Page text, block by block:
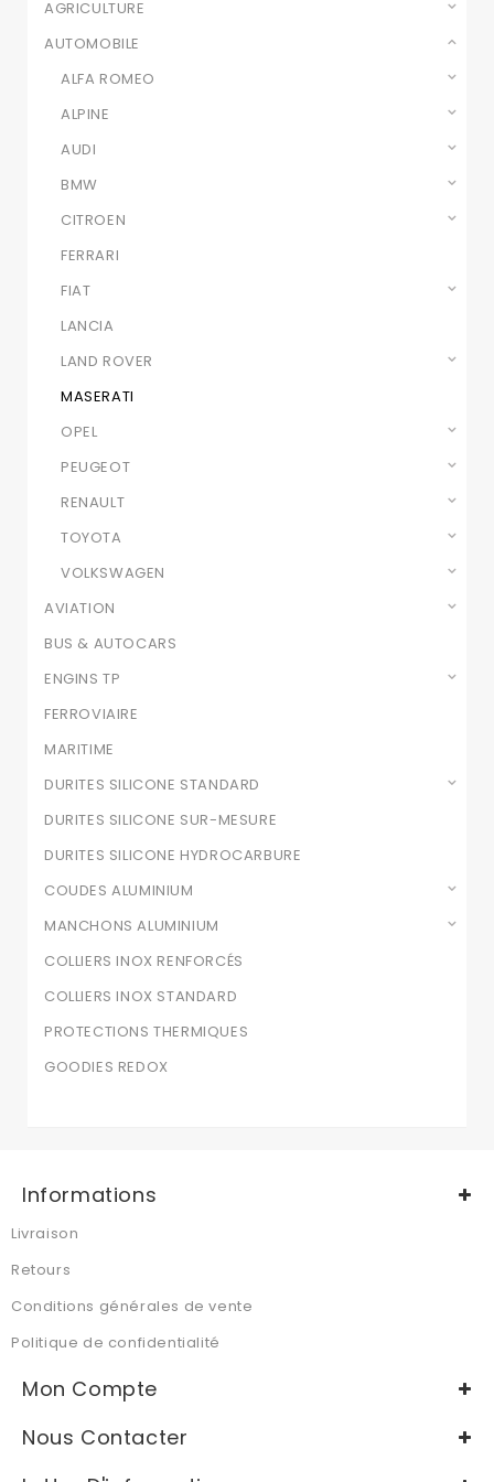
AGRICULTURE
AUTOMOBILE
ALFA ROMEO
ALPINE
AUDI
BMW
CITROEN
FERRARI
FIAT
LANCIA
LAND ROVER
MASERATI
OPEL
PEUGEOT
RENAULT
TOYOTA
VOLKSWAGEN
AVIATION
BUS & AUTOCARS
ENGINS TP
FERROVIAIRE
MARITIME
DURITES SILICONE STANDARD
DURITES SILICONE SUR-MESURE
DURITES SILICONE HYDROCARBURE
COUDES ALUMINIUM
MANCHONS ALUMINIUM
COLLIERS INOX RENFORCÉS
COLLIERS INOX STANDARD
PROTECTIONS THERMIQUES
GOODIES REDOX
Informations
Livraison
Retours
Conditions générales de vente
Politique de confidentialité
Mon Compte
Nous Contacter